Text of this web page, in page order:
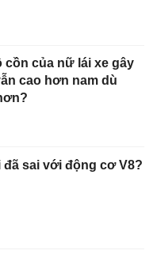
cồn của nữ lái xe gây
cao hơn nam dù
đã sai với động cơ V8?